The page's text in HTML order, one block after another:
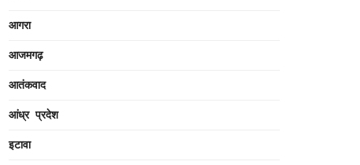
आगरा
आजमगढ़
आतंकवाद
आंध्र प्रदेश
इटावा